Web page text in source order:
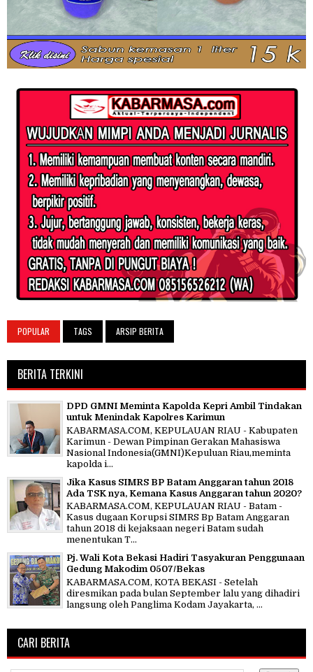
POPULAR TAGS ARSIP BERITA
BERITA TERKINI
DPD GMNI Meminta Kapolda Kepri Ambil Tindakan
untuk Menindak Kapolres Karimun
KABARMASA.COM, KEPULAUAN RIAU - Kabupaten
Karimun - Dewan Pimpinan Gerakan Mahasiswa
Nasional Indonesia(GMNI)Kepuluan Riau,meminta
kapolda i...
Jika Kasus SIMRS BP Batam Anggaran tahun 2018
Ada TSK nya, Kemana Kasus Anggaran tahun 2020?
KABARMASA.COM, KEPULAUAN RIAU - Batam -
Kasus dugaan Korupsi SIMRS Bp Batam Anggaran
tahun 2018 di kejaksaan negeri Batam sudah
menentukan T...
Pj. Wali Kota Bekasi Hadiri Tasyakuran Penggunaan
Gedung Makodim 0507/Bekas
KABARMASA.COM, KOTA BEKASI - Setelah
diresmikan pada bulan September lalu yang dihadiri
langsung oleh Panglima Kodam Jayakarta, ...
CARI BERITA